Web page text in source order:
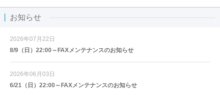
お知らせ
2026年07月22日
8/9（日）22:00～FAXメンテナンスのお知らせ
2026年06月03日
6/21（日）22:00～FAXメンテナンスのお知らせ